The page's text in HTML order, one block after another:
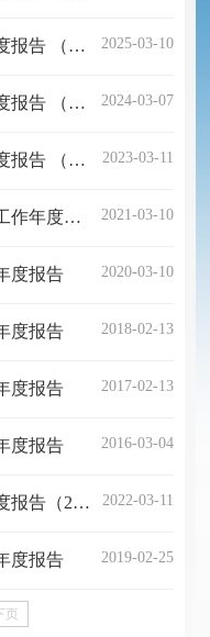
2025-03-10
• 阿里地区政府信息公开工作年度报告 （2024年）
2024-03-07
• 阿里地区政府信息公开工作年度报告 （2023年）
2023-03-11
• 阿里地区政府信息公开工作年度报告 （2022）
2021-03-10
• 阿里地区2020年政府信息公开工作年度报告
2020-03-10
度报告
2018-02-13
度报告
2017-02-13
度报告
2016-03-04
度报告
2022-03-11
• 阿里地区政府信息公开工作年度报告（2021年）
2019-02-25
度报告
页